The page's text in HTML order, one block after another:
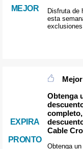
MEJOR
Disfruta de
esta
exclusiones
EXPIRA
PRONTO
Obtenga
Cable
Obtenga